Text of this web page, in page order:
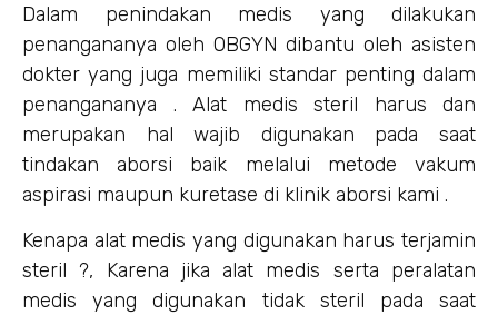
Dalam penindakan medis yang dilakukan
penangananya oleh OBGYN dibantu oleh asisten
dokter yang juga memiliki standar penting dalam
penangananya . Alat medis steril harus dan
merupakan hal wajib digunakan pada saat
tindakan aborsi baik melalui metode vakum
aspirasi maupun kuretase di klinik aborsi kami .
Kenapa alat medis yang digunakan harus terjamin
steril ?, Karena jika alat medis serta peralatan
medis yang digunakan tidak steril pada saat